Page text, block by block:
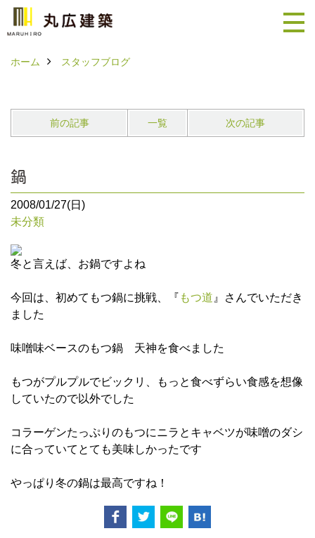
ホーム スタッフブログ
前の記事 一覧 次の記事
鍋
2008/01/27(日)
未分類
冬と言えば、お鍋ですよね
今回は、初めてもつ鍋に挑戦、『 もつ道 』さんでいただき
ました
味噌味ベースのもつ鍋 天神を食べました
もつがプルプルでビックリ、もっと食べずらい食感を想像
していたので以外でした
コラーゲンたっぷりのもつにニラとキャベツが味噌のダシ
に合っていてとても美味しかったです
やっぱり冬の鍋は最高ですね！